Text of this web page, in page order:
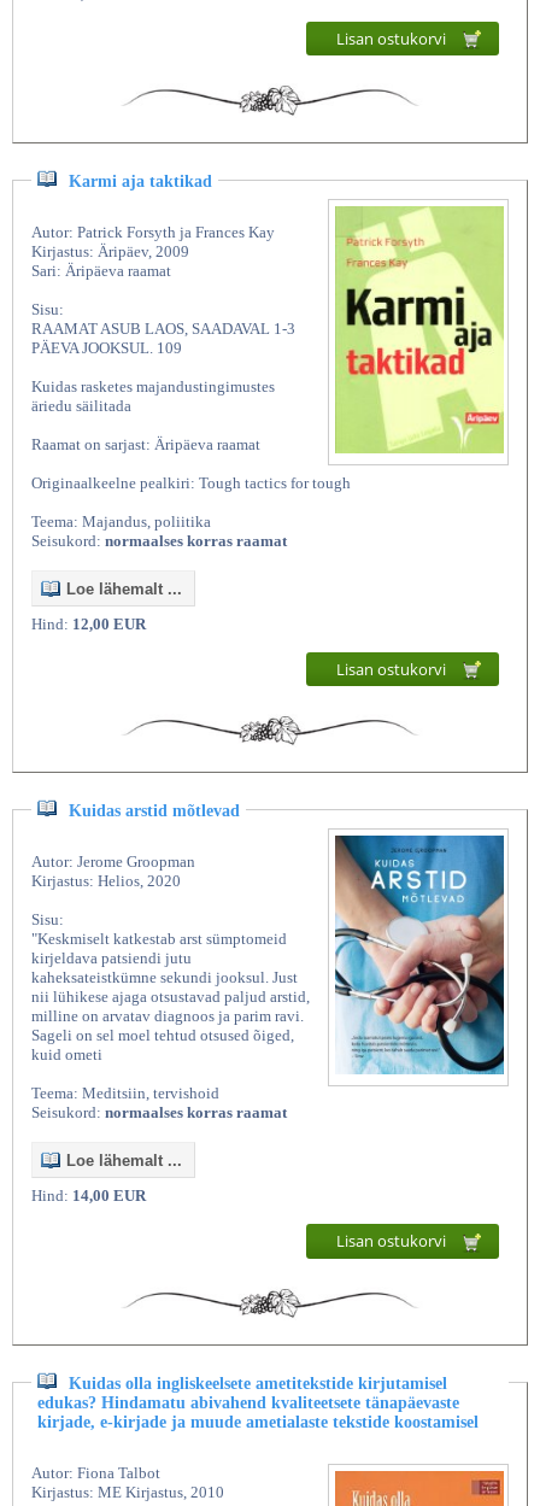
Lisan ostukorvi
Karmi aja taktikad
Autor: Patrick Forsyth ja Frances Kay
Kirjastus: Äripäev, 2009
Sari: Äripäeva raamat
Sisu:
RAAMAT ASUB LAOS, SAADAVAL 1-3
PÄEVA JOOKSUL. 109
Kuidas rasketes majandustingimustes
äriedu säilitada
Raamat on sarjast: Äripäeva raamat
Originaalkeelne pealkiri: Tough tactics for tough
Teema: Majandus, poliitika
Seisukord: normaalses korras raamat
Loe lähemalt ...
Hind: 12,00 EUR
Lisan ostukorvi
Kuidas arstid mõtlevad
Autor: Jerome Groopman
Kirjastus: Helios, 2020
Sisu:
"Keskmiselt katkestab arst sümptomeid
kirjeldava patsiendi jutu
kaheksateistkümne sekundi jooksul. Just
nii lühikese ajaga otsustavad paljud arstid,
milline on arvatav diagnoos ja parim ravi.
Sageli on sel moel tehtud otsused õiged,
kuid ometi
Teema: Meditsiin, tervishoid
Seisukord: normaalses korras raamat
Loe lähemalt ...
Hind: 14,00 EUR
Lisan ostukorvi
Kuidas olla ingliskeelsete ametitekstide kirjutamisel
edukas? Hindamatu abivahend kvaliteetsete tänapäevaste
kirjade, e-kirjade ja muude ametialaste tekstide koostamisel
Autor: Fiona Talbot
Kirjastus: ME Kirjastus, 2010